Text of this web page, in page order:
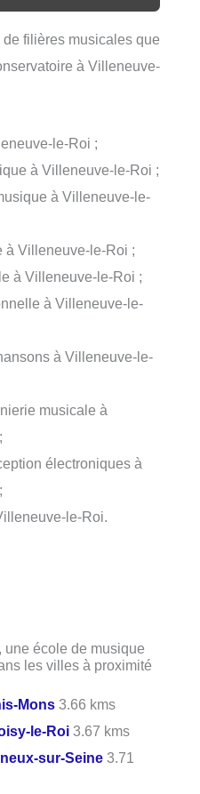
filières musicales que
à Villeneuve-
le-Roi ;
à Villeneuve-le-Roi ;
à Villeneuve-le-
à Villeneuve-le-Roi ;
à Villeneuve-le-Roi ;
à Villeneuve-le-
à Villeneuve-le-
musicale à
électroniques à
le-Roi.
une école de musique
les villes à proximité
Mons 3.66 kms
le-Roi 3.67 kms
sur-Seine 3.71